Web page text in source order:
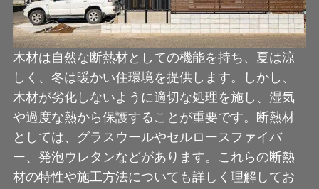
木材は自然な断熱材としての機能を持ち、夏は涼
しく、冬は暖かい住環境を提供します。しかし、
木材が劣化しないように適切な処理を施し、湿気
や過度な熱から保護することが重要です。断熱材
としては、グラスウールやセルロースファイバ
ー、発泡ウレタンなどがあります。これらの断熱
材の特性や施工方法についても詳しく理解してお